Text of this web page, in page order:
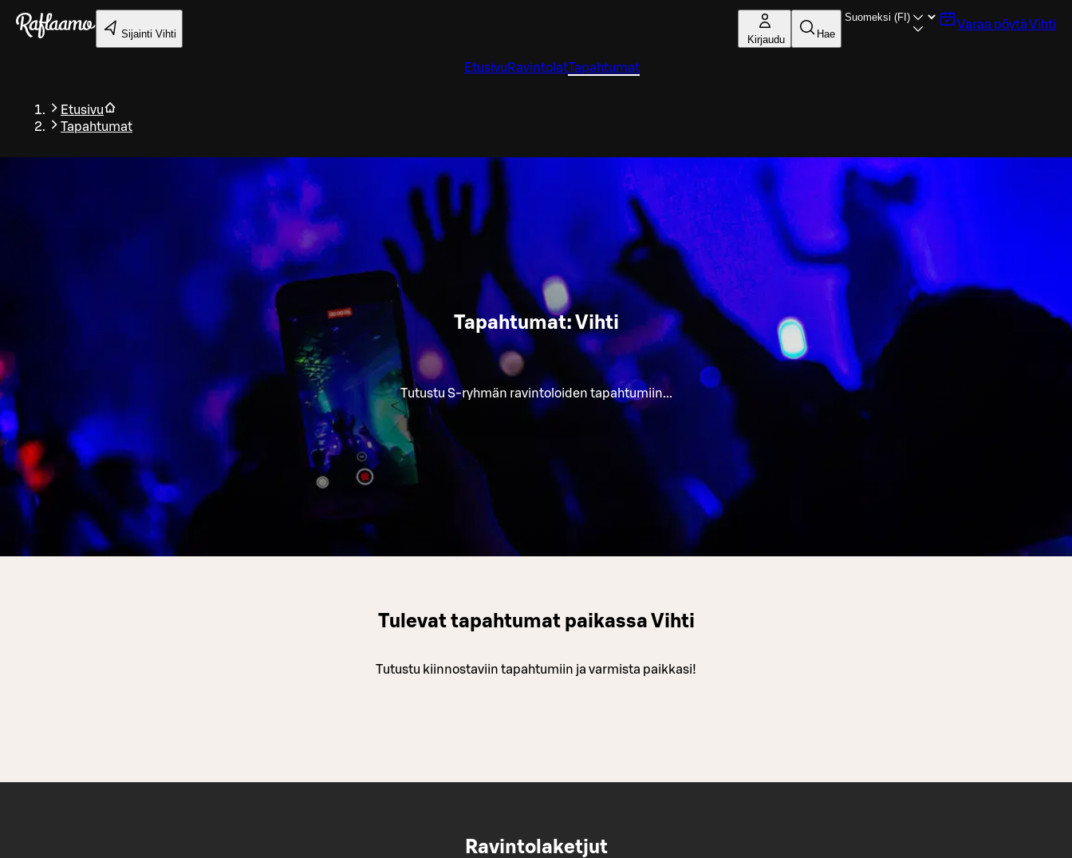
Siirry pääsisältöön
Sijainti Vihti Kirjaudu Hae
Varaa pöytäVihti
Etusivu RavintolatTapahtumat
Etusivu
Tapahtumat
Tapahtumat: Vihti
Tutustu S-ryhmän ravintoloiden tapahtumiin...
Tulevat tapahtumat paikassa Vihti
Tutustu kiinnostaviin tapahtumiin ja varmista paikkasi!
Ravintolaketjut